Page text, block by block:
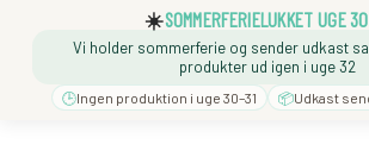
☀️SOMMERFERIELUKKET UGE
Vi holder sommerferie og sender udkast
produkter ud igen i uge 32
🕒Ingen produktion i uge 30–31 📦Udkast